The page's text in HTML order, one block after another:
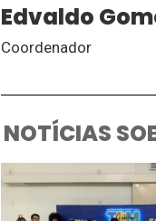
Edvaldo
Coordenador
NOTÍCIAS